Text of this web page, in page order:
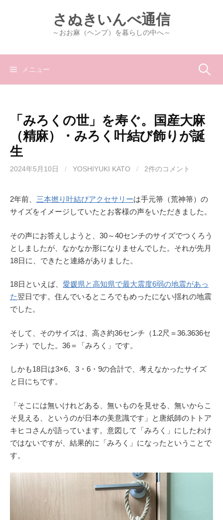
ツ
さぬきいんべ通信
～おお麻（ヘンプ）を暮らしの中へ～
メニュー 検
「みろくの世」を寿ぐ。国産大麻
（精麻）・みろく叶結び飾りが誕
生
2024年5月10日 / YOSHIYUKI KATO / 2件のコメント
2年前、 三本撚り叶結びアクセサリーは手元箒（荒神箒）の
サイズをイメージしていたとお客様の声をいただきました。
その声にお答えしようと、30～40センチのサイズでつくろう
としましたが、なかなか形になりませんでした。それが先月
18日に、できたと連絡がありました。
18日といえば、 愛媛県と高知県で最大震度6弱の地震があっ
た翌日です。住んでいるところでもめったにない揺れの地震
でした。
そして、そのサイズは、高さ約36センチ（1.2尺＝36.3636セ
ンチ）でした。36＝「みろく」です。
しかも18日は3×6、3・6・9の合計で、考えなかったサイズ
と日にちです。
「そこには無いけれどある、無いものを見せる、無いからこ
そ見える、というのが日本の美意識です」と唐紙師のトトア
キヒコさんが語っています。意図して「みろく」にしたわけ
ではないですが、結果的に「みろく」になったということで
す。